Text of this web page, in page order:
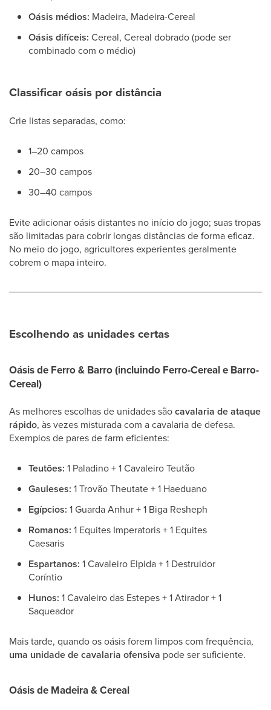
Oásis médios: Madeira, Madeira-Cereal
Oásis difíceis: Cereal, Cereal dobrado (pode ser
combinado com o médio)
Classificar oásis por distância
Crie listas separadas, como:
1–20 campos
20–30 campos
30–40 campos
Evite adicionar oásis distantes no início do jogo; suas tropas
são limitadas para cobrir longas distâncias de forma eficaz.
No meio do jogo, agricultores experientes geralmente
cobrem o mapa inteiro.
Escolhendo as unidades certas
Oásis de Ferro & Barro (incluindo Ferro-Cereal e Barro-
Cereal)
As melhores escolhas de unidades sãocavalaria de ataque
rápido, às vezes misturada com a cavalaria de defesa.
Exemplos de pares de farm eficientes:
Teutões: 1 Paladino + 1 Cavaleiro Teutão
Gauleses: 1 Trovão Theutate + 1 Haeduano
Egípcios: 1 Guarda Anhur + 1 Biga Resheph
Romanos: 1 Equites Imperatoris + 1 Equites
Caesaris
Espartanos: 1 Cavaleiro Elpida + 1 Destruidor
Coríntio
Hunos: 1 Cavaleiro das Estepes + 1 Atirador + 1
Saqueador
Mais tarde, quando os oásis forem limpos com frequência,
uma unidade de cavalaria ofensiva pode ser suficiente.
Oásis de Madeira & Cereal